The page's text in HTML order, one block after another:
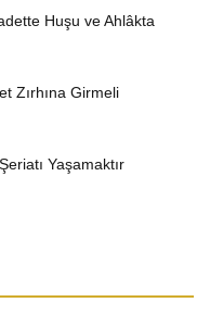
Huşu ve Ahlâkta
Zırhına Girmeli
Yaşamaktır